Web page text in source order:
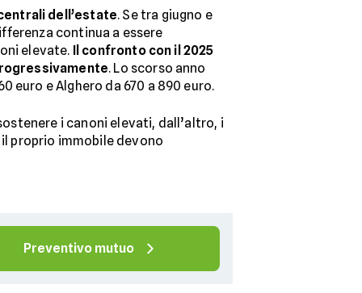
dell’estate. Se tra giugno e
continua a essere
elevate. Il confronto con il 2025
. Lo scorso anno
euro e Alghero da 670 a 890 euro.
i canoni elevati, dall’altro, i
proprio immobile devono
Preventivo mutuo